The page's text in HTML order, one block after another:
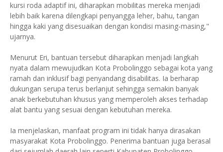
kursi roda adaptif ini, diharapkan mobilitas mereka menjadi
lebih baik karena dilengkapi penyangga leher, bahu, tangan
hingga kaki yang disesuaikan dengan kondisi masing-masing,"
ujarnya.
Menurut Eri, bantuan tersebut diharapkan menjadi langkah
nyata dalam mewujudkan Kota Probolinggo sebagai kota yang
ramah dan inklusif bagi penyandang disabilitas. Ia berharap
dukungan serupa terus berlanjut sehingga semakin banyak
anak berkebutuhan khusus yang memperoleh akses terhadap
alat bantu yang sesuai dengan kebutuhan mereka.
Ia menjelaskan, manfaat program ini tidak hanya dirasakan
masyarakat Kota Probolinggo. Penerima bantuan juga berasal